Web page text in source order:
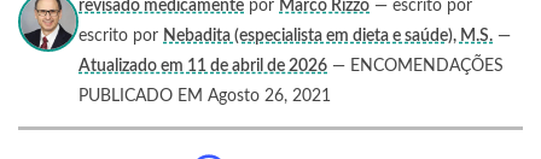
revisado medicamente por Marco Rizzo — escrito por
escrito por Nebadita (especialista em dieta e saúde), M.S. —
Atualizado em 11 de abril de 2026 — ENCOMENDAÇÕES
PUBLICADO EM Agosto 26, 2021